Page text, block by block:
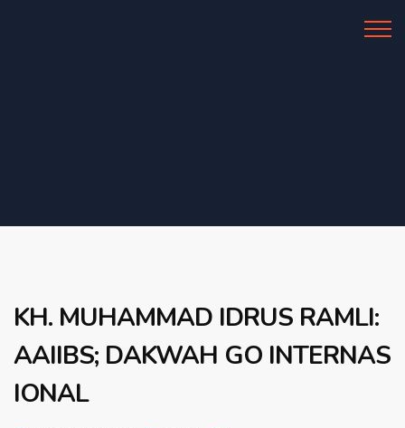
KH. MUHAMMAD IDRUS RAMLI:
AAIIBS; DAKWAH GO INTERNAS
IONAL